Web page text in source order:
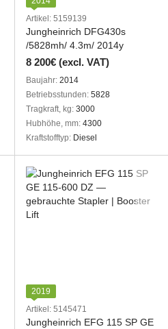
Artikel: 5159139
Jungheinrich DFG430s
/5828mh/ 4.3m/ 2014y
8 200€ (excl. VAT)
Baujahr 2014
Betriebsstunden 5828
Tragkraft, kg 3000
Hubhöhe, mm 4300
Kraftstofftyp
Diesel
2019
Artikel: 5145471
Jungheinrich EFG 115 SP GE